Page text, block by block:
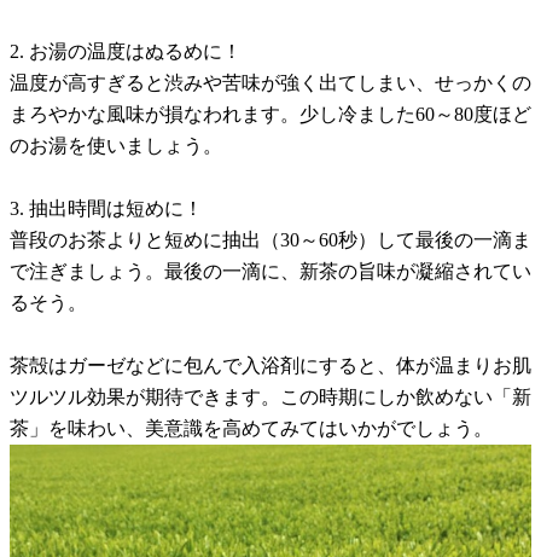
2. お湯の温度はぬるめに！
温度が高すぎると渋みや苦味が強く出てしまい、せっかくの
まろやかな風味が損なわれます。少し冷ました60～80度ほど
のお湯を使いましょう。
3. 抽出時間は短めに！
普段のお茶よりと短めに抽出（30～60秒）して最後の一滴ま
で注ぎましょう。最後の一滴に、新茶の旨味が凝縮されてい
るそう。
茶殻はガーゼなどに包んで入浴剤にすると、体が温まりお肌
ツルツル効果が期待できます。この時期にしか飲めない「新
茶」を味わい、美意識を高めてみてはいかがでしょう。